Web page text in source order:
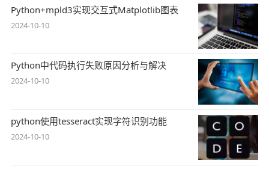
Python+mpld3实现交互式Matplotlib图表
2024-10-10
Python中代码执行失败原因分析与解决
2024-10-10
python使用tesseract实现字符识别功能
2024-10-10